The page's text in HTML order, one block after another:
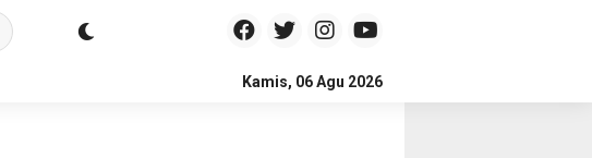
Kamis, 06 Agu 2026